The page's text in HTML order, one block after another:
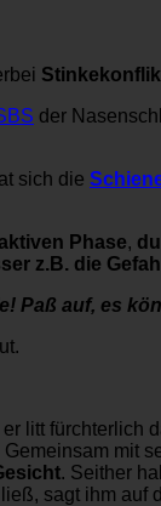
der
sich die
Phase,
z.B. die
Paß auf, es
litt fürchterlich
mit
. Seither
sagt ihm auf